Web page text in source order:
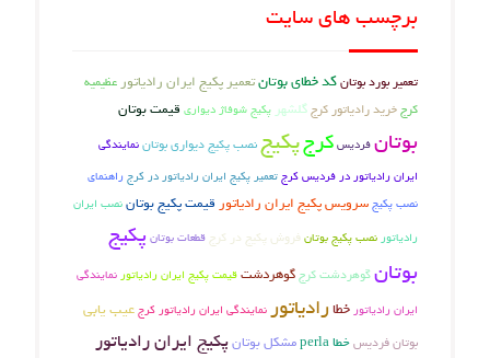
برچسب های سایت
تعمیر بورد بوتانکد خطای بوتانتعمیر پکیج ایران رادیاتورعظیمیه
کرجخرید رادیاتور کرجگلشهرپکیج شوفاژ دیواری قیمت بوتان
بوتانفردیسکرجپکیجنصب پکیج دیواری بوتاننمایندگی
ایران رادیاتور در فردیس کرجتعمیر پکیج ایران رادیاتور در کرج راهنمای
نصب پکیجسرویس پکیج ایران رادیاتور قیمت پکیج بوتان نصب ایران
رادیاتور نصب پکیج بوتان فروش پکیج در کرج قطعات بوتان پکیج
بوتانگوهردشت کرجگوهردشتقیمت پکیج ایران رادیاتورنمایندگی
ایران رادیاتورخطا رادیاتورنمایندگی ایران رادیاتور کرجعیب یابی
بوتان فردیسخطا perla مشکل بوتانپکیج ایران رادیاتور